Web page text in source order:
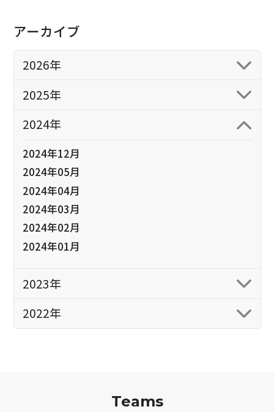
アーカイブ
2026年
2025年
2024年
2024年12月
2024年05月
2024年04月
2024年03月
2024年02月
2024年01月
2023年
2022年
Teams